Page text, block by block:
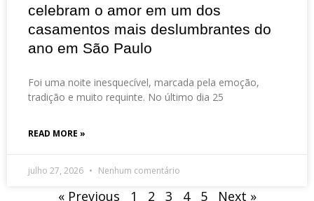
celebram o amor em um dos
casamentos mais deslumbrantes do
ano em São Paulo
Foi uma noite inesquecível, marcada pela emoção,
tradição e muito requinte. No último dia 25
READ MORE »
julho 27, 2026 Nenhum comentário
« Previous 1 2 3 4 5 Next »